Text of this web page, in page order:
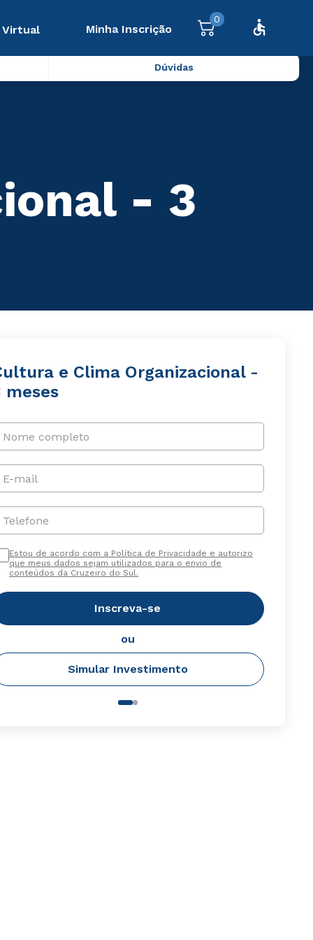
Virtual Minha Inscrição
0
Dúvidas
- 3
e Clima Organizacional -
meses
Nome completo
E-mail
Telefone
Estou de acordo com a Política de Privacidade e autorizo
que meus dados sejam utilizados para o envio de
conteúdos da Cruzeiro do Sul.
Inscreva-se
ou
Simular Investimento